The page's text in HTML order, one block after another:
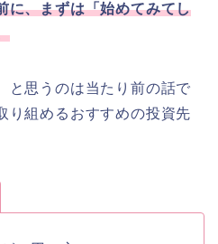
に、まずは「始めてみてし
と思うのは当たり前の話で
り組めるおすすめの投資先